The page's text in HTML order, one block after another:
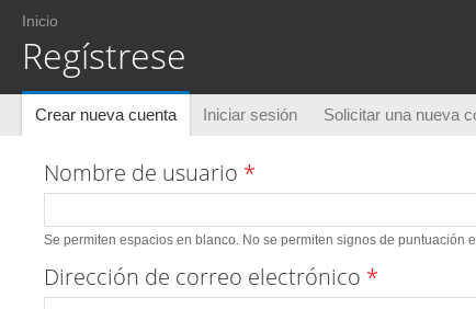
Usted está aquí
Inicio
Regístrese
Solapas principales
Crear nueva cuenta (solapa activa)
Iniciar sesión Solicitar una nueva
Nombre de usuario *
Se permiten espacios en blanco. No se permiten signos de
Dirección de correo electrónico *